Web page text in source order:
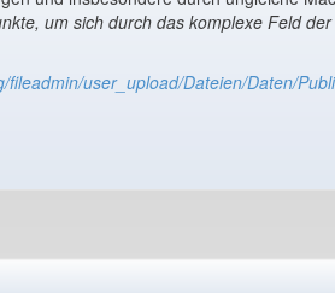
um sich durch das komplexe Feld
fileadmin/user_upload/Dateien/Daten/